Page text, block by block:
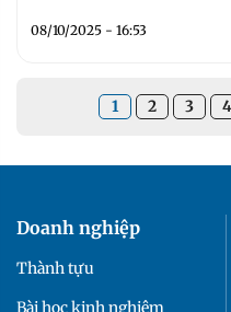
08/10/2025 - 16:53
1 2 3 4
Doanh nghiệp
Thành tựu
Bài học kinh nghiệm